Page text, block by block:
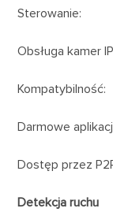
Sterowanie:
Obsługa kamer
Kompatybilność:
Darmowe
Dostęp przez
Detekcja ruchu